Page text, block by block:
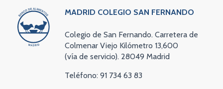
MADRID COLEGIO SAN FERNANDO
Colegio de San Fernando. Carretera de
Colmenar Viejo Kilómetro 13,600
(vía de servicio). 28049 Madrid
Teléfono: 91 734 63 83